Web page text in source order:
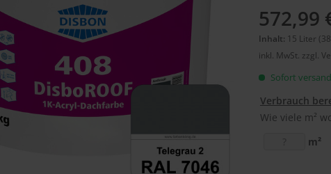
572,99
Inhalt: 15 Liter
inkl. MwSt. zzgl.
Sofort
Verbrauch
Wie viele m²
m²